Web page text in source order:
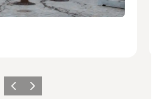
Vorherige Folie
Nächste Folie